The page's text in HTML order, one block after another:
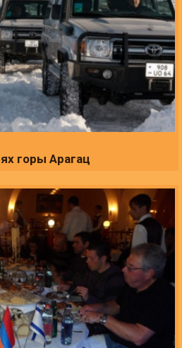
горы Арагац